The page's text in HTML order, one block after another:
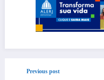
Previous post